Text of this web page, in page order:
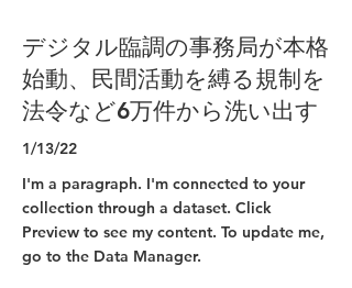
デジタル臨調の事務局が本格
始動、民間活動を縛る規制を
法令など6万件から洗い出す
1/13/22
I'm a paragraph. I'm connected to your
collection through a dataset. Click
Preview to see my content. To update me,
go to the Data Manager.